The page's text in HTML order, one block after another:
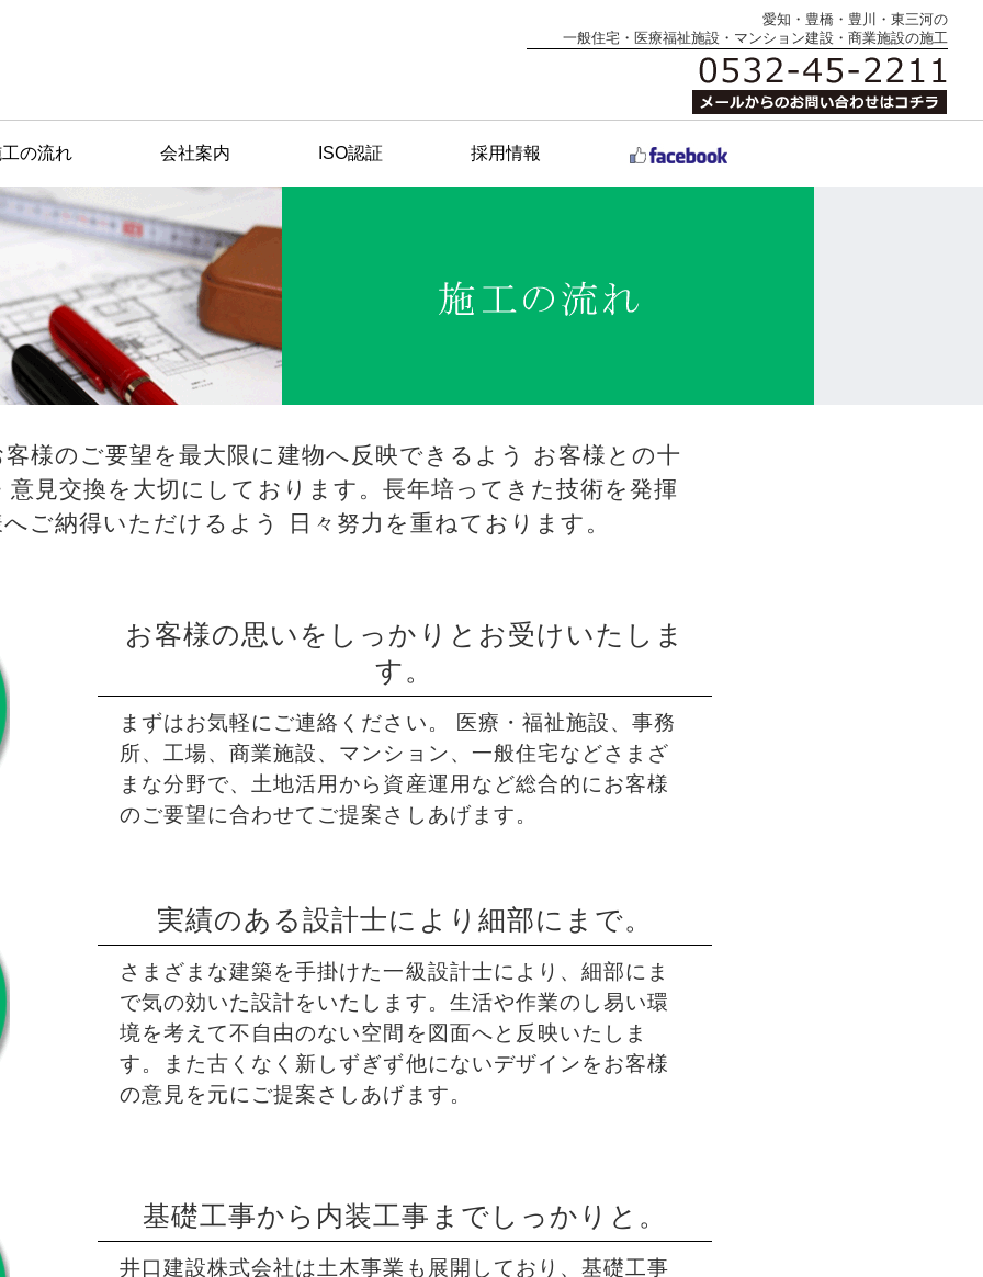
愛知・豊橋・豊川・東三河の
一般住宅・医療福祉施設・マンション建設・商業施設の施工
の流れ 会社案内 ISO認証 採用情報
様のご要望を最大限に建物へ反映できるよう お客様との十
意見交換を大切にしております。長年培ってきた技術を発揮
ご納得いただけるよう 日々努力を重ねております。
お客様の思いをしっかりとお受けいたしま
す。
まずはお気軽にご連絡ください。 医療・福祉施設、事務
所、工場、商業施設、マンション、一般住宅などさまざ
まな分野で、土地活用から資産運用など総合的にお客様
のご要望に合わせてご提案さしあげます。
実績のある設計士により細部にまで。
さまざまな建築を手掛けた一級設計士により、細部にま
で気の効いた設計をいたします。生活や作業のし易い環
境を考えて不自由のない空間を図面へと反映いたしま
す。また古くなく新しずぎず他にないデザインをお客様
の意見を元にご提案さしあげます。
基礎工事から内装工事までしっかりと。
井口建設株式会社は土木事業も展開しており、基礎工事